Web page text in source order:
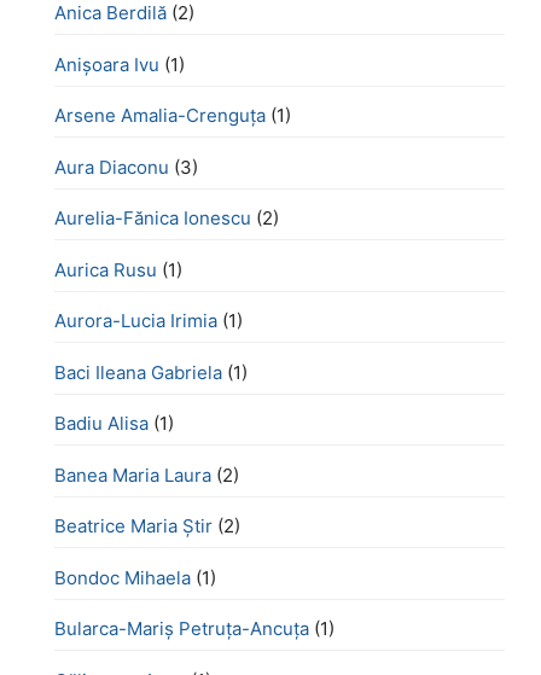
Anica Berdilă (2)
Anișoara Ivu (1)
Arsene Amalia-Crenguța (1)
Aura Diaconu (3)
Aurelia-Fănica Ionescu (2)
Aurica Rusu (1)
Aurora-Lucia Irimia (1)
Baci Ileana Gabriela (1)
Badiu Alisa (1)
Banea Maria Laura (2)
Beatrice Maria Știr (2)
Bondoc Mihaela (1)
Bularca-Mariș Petruța-Ancuța (1)